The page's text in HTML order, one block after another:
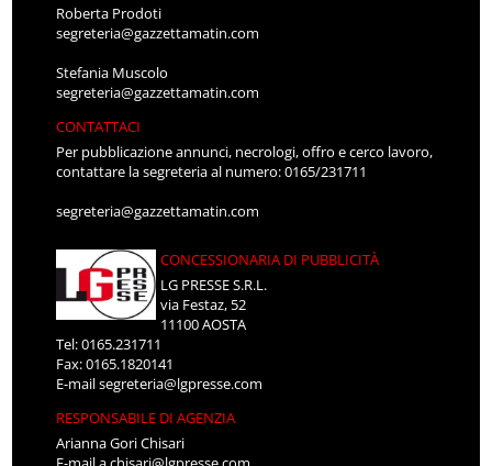
Roberta Prodoti
segreteria@gazzettamatin.com
Stefania Muscolo
segreteria@gazzettamatin.com
CONTATTACI
Per pubblicazione annunci, necrologi, offro e cerco lavoro,
contattare la segreteria al numero: 0165/231711
segreteria@gazzettamatin.com
CONCESSIONARIA DI PUBBLICITÀ
LG PRESSE S.R.L.
via Festaz, 52
11100 AOSTA
Tel: 0165.231711
Fax: 0165.1820141
E-mailsegreteria@lgpresse.com
RESPONSABILE DI AGENZIA
Arianna Gori Chisari